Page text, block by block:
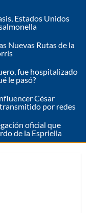
Estados Unidos
Nuevas Rutas de la
fue hospitalizado
le pasó?
César
por redes
oficial que
de la Espriella